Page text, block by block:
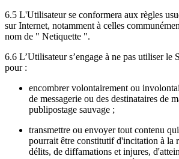
6.5 L'Utilisateur se conformera aux règles
sur Internet, notamment à celles
nom de " Netiquette ".
6.6 L’Utilisateur s’engage à ne pas utiliser le
pour :
encombrer volontairement ou
de messagerie ou des destinataires de
publipostage sauvage ;
transmettre ou envoyer tout contenu
pourrait être constitutif d'incitation à la
délits, de diffamations et injures,